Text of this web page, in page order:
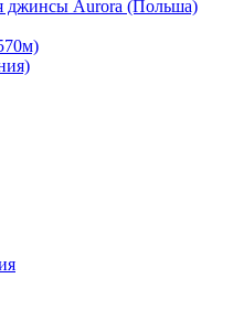
джинсы Aurora (Польша)